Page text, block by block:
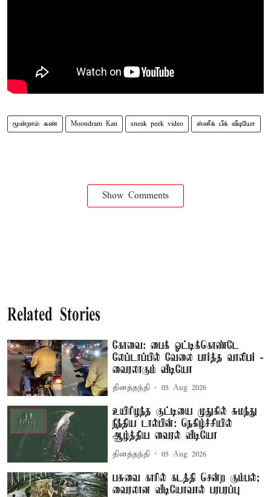
மூன்றாம் கண் Moondram Kan sneak peek video ஸ்னீக் பீக் வீடியோ
Show Comments
Related Stories
கோவை: பைக் ஓட்டிக்கொண்டே
லேப்டாப்பில் வேலை பார்த்த வாலிபர் -
வைரலாகும் வீடியோ
தினத்தந்தி 05 Aug 2026
உயிரிழந்த குட்டியை முதுகில் சுமந்து
நீந்திய டால்பின்: நெகிழ்ச்சியில்
ஆழ்த்திய வைரல் வீடியோ
தினத்தந்தி 05 Aug 2026
பசுவை காரில் கடத்தி சென்ற கும்பல்;
வைரலான வீடியோவால் பரபரப்பு